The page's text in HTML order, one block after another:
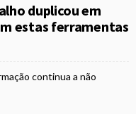
duplicou em
estas ferramentas
continua a não